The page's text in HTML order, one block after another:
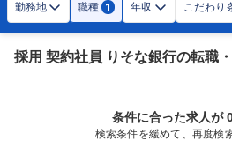
勤務地 職種 1 年収 こだわり
採用 契約社員 りそな銀行の転職
条件に合った求人が
検索条件を緩めて、再度検